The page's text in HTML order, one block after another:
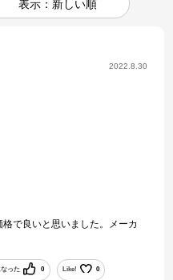
表示：新しい順
2022.8.30
で良いと思いました。メーカ
った 0 Like! 0